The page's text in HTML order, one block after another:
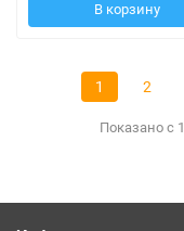
В корзину
1 2
Показано с